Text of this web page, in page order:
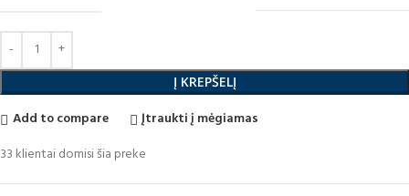
Į KREPŠELĮ
Add to compare
Įtraukti į mėgiamas
33 klientai domisi šia preke